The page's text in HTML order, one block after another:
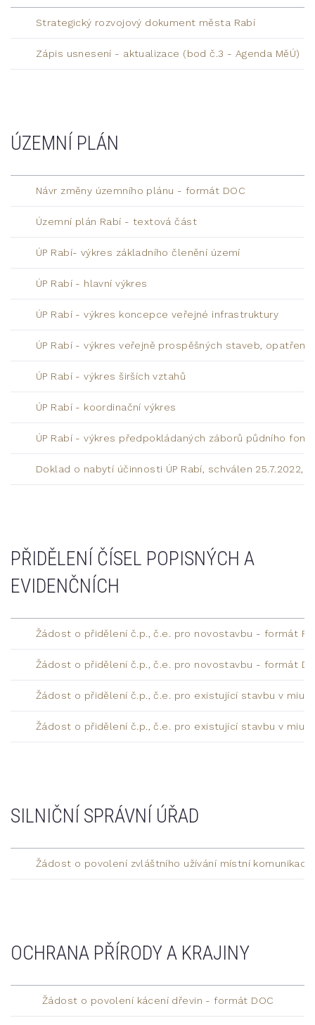
Strategický rozvojový dokument města Rabí
Zápis usnesení - aktualizace (bod č.3 - Agenda MěÚ)
ÚZEMNÍ PLÁN
Návr změny územního plánu - formát DOC
Územní plán Rabí - textová část
ÚP Rabí- výkres základního členění území
ÚP Rabí - hlavní výkres
ÚP Rabí - výkres koncepce veřejné infrastruktury
ÚP Rabí - výkres veřejně prospěšných staveb, opatření
ÚP Rabí - výkres širších vztahů
ÚP Rabí - koordinační výkres
ÚP Rabí - výkres předpokládaných záborů půdního
Doklad o nabytí účinnosti ÚP Rabí, schválen 25.7.2022,
PŘIDĚLENÍ ČÍSEL POPISNÝCH A
EVIDENČNÍCH
Žádost o přidělení č.p., č.e. pro novostavbu - formát
Žádost o přidělení č.p., č.e. pro novostavbu - formát
Žádost o přidělení č.p., č.e. pro existující stavbu v
Žádost o přidělení č.p., č.e. pro existující stavbu v
SILNIČNÍ SPRÁVNÍ ÚŘAD
Žádost o povolení zvláštního užívání místní komunikace
OCHRANA PŘÍRODY A KRAJINY
Žádost o povolení kácení dřevin - formát DOC